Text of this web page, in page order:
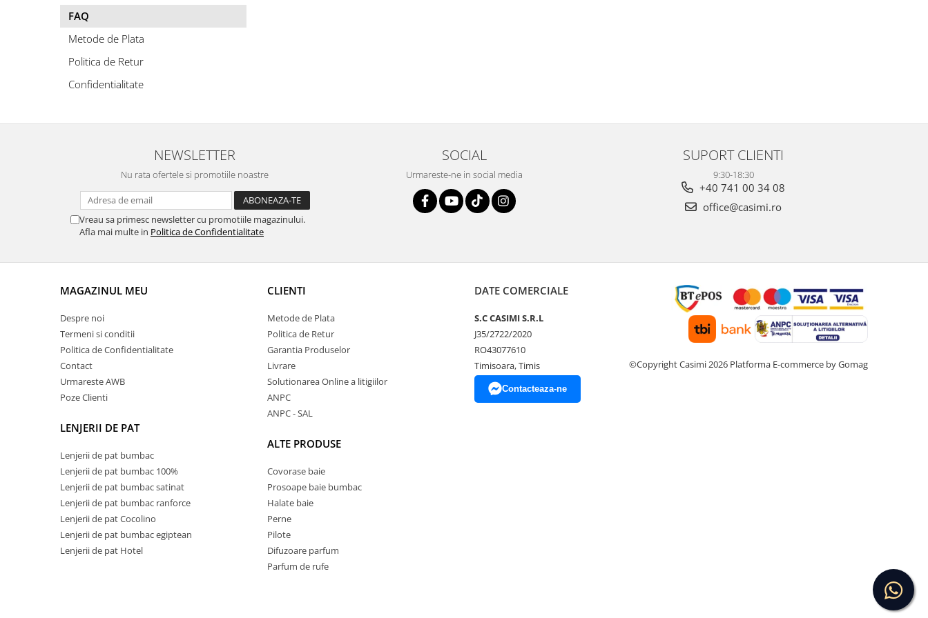
Cearceaf cu elastic
Cearceaf normal
Lenjerii De Pat Creponate
Lenjerii De Pat Bumbac Poplin 2
Lenjerii De Pat Volanase
Lenjerii De Pat, Finet Premium 3D,
Lenjerii De Pat Jacquard
Set Lenjerie De Pat Blana
Set Lenjerie Pat Blanita Iepure, 6
Piese, Cu Pilota Inclusa
Lenjerii De Pat Premium Collection
Set Lenjerie De Pat, 7 Piese, Cu
Pilota / Cuvertura Inclusa
11 Piese, Cuvertura Inclusa
Lenjerii Damasc Egiptean King Size
Lenjerii De Pat, Finet Premium, 1
Lenjerii De Pat Damasc 1 Persoana
Lenjerii De Pat, Imprimeu 3D, 1
FAQ
Metode de Plata
Politica de Retur
Confidentialitate
NEWSLETTER
Nu rata ofertele si promotiile noastre
Vreau sa primesc newsletter cu promotiile magazinului.
Afla mai multe in Politica de Confidentialitate
SOCIAL
Urmareste-ne in social media
SUPORT CLIENTI
9:30-18:30
+40 741 00 34 08
office@casimi.ro
MAGAZINUL MEU
Despre noi
Termeni si conditii
Politica de Confidentialitate
Contact
Urmareste AWB
Poze Clienti
LENJERII DE PAT
Lenjerii de pat bumbac
Lenjerii de pat bumbac 100%
Lenjerii de pat bumbac satinat
Lenjerii de pat bumbac ranforce
Lenjerii de pat Cocolino
Lenjerii de pat bumbac egiptean
Lenjerii de pat Hotel
CLIENTI
Metode de Plata
Politica de Retur
Garantia Produselor
Livrare
Solutionarea Online a litigiilor
ANPC
ANPC - SAL
ALTE PRODUSE
Covorase baie
Prosoape baie bumbac
Halate baie
Perne
Pilote
Difuzoare parfum
Parfum de rufe
DATE COMERCIALE
S.C CASIMI S.R.L
J35/2722/2020
RO43077610
Timisoara, Timis
Contacteaza-ne
©Copyright Casimi 2026 Platforma E-commerce by Gomag